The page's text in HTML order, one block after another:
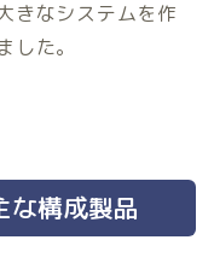
きなシステムを作
た。
な構成製品